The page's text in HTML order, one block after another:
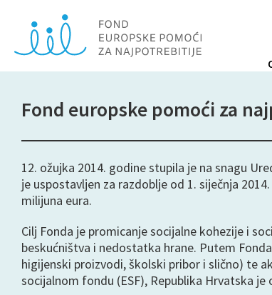
Fond europske pomoći za
12. ožujka 2014. godine stupila je na snagu
je uspostavljen za razdoblje od 1. siječnja
milijuna eura.
Cilj Fonda je promicanje socijalne kohezije i
beskućništva i nedostatka hrane. Putem
higijenski proizvodi, školski pribor i slično) te
socijalnom fondu (ESF), Republika Hrvatska